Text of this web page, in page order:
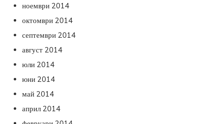
ноември 2014
октомври 2014
септември 2014
август 2014
юли 2014
юни 2014
май 2014
април 2014